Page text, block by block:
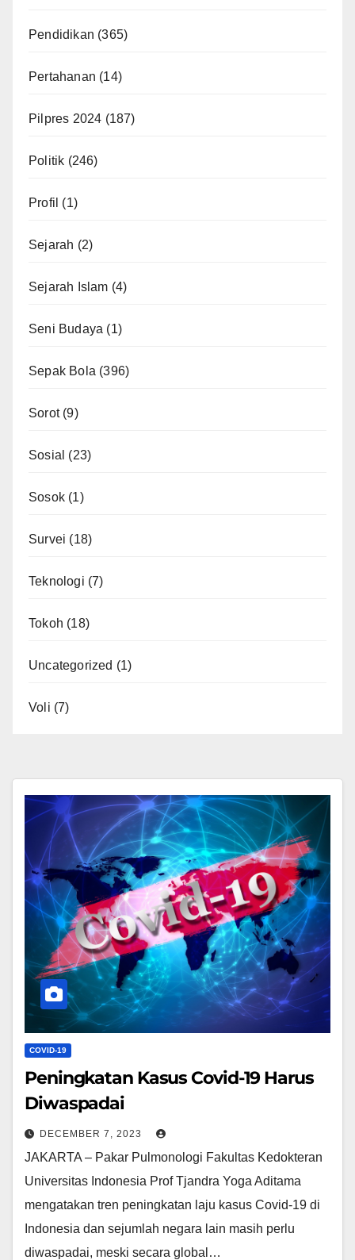
Pendidikan (365)
Pertahanan (14)
Pilpres 2024 (187)
Politik (246)
Profil (1)
Sejarah (2)
Sejarah Islam (4)
Seni Budaya (1)
Sepak Bola (396)
Sorot(9)
Sosial (23)
Sosok (1)
Survei (18)
Teknologi (7)
Tokoh (18)
Uncategorized (1)
Voli (7)
COVID-19
Peningkatan Kasus Covid-19 Harus
Diwaspadai
DECEMBER 7, 2023
JAKARTA – Pakar Pulmonologi Fakultas Kedokteran
Universitas Indonesia Prof Tjandra Yoga Aditama
mengatakan tren peningkatan laju kasus Covid-19 di
Indonesia dan sejumlah negara lain masih perlu
diwaspadai, meski secara global…